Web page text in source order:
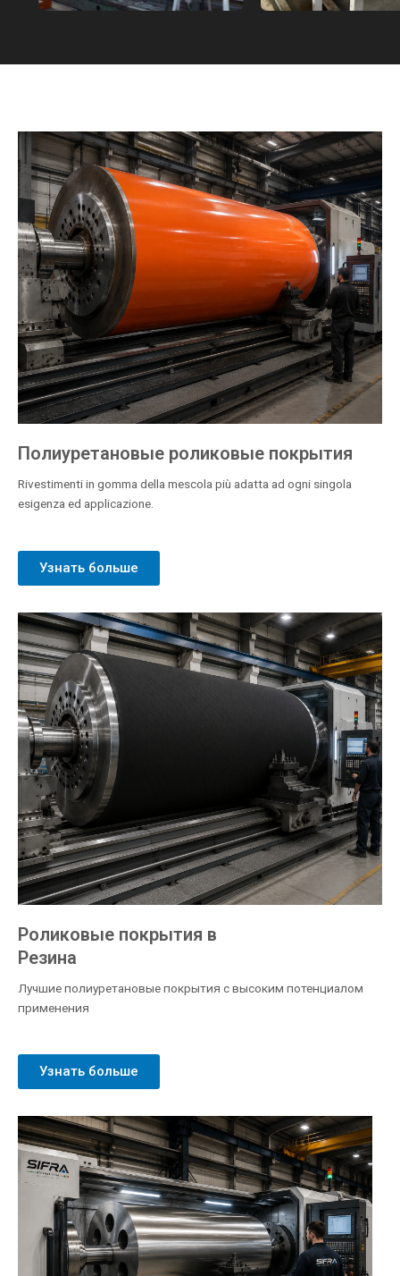
Полиуретановые роликовые покрытия
Rivestimenti in gomma della mescola più adatta ad ogni singola
esigenza ed applicazione.
Узнать больше
Роликовые покрытия в
Резина
Лучшие полиуретановые покрытия с высоким потенциалом
применения
Узнать больше